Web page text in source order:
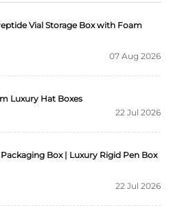
Vial Storage Box with Foam
07 Aug 2026
Luxury Hat Boxes
22 Jul 2026
Box | Luxury Rigid Pen Box
22 Jul 2026